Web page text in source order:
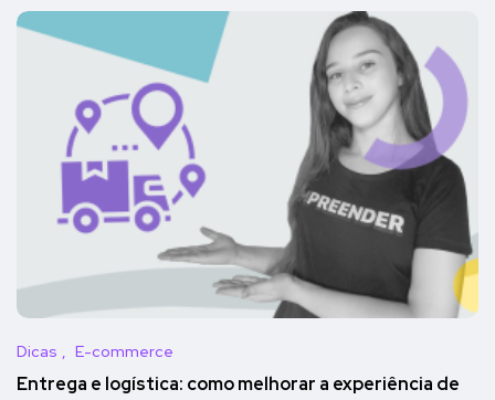
Dicas E-commerce
Entrega e logística: como melhorar a experiência de